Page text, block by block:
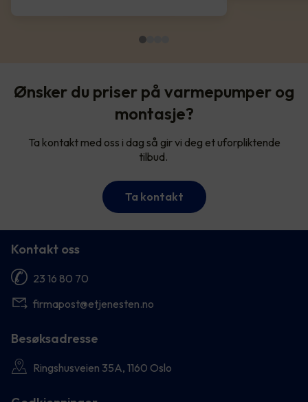
Ønsker du priser på varmepumper og
montasje?
Ta kontakt med oss i dag så gir vi deg et uforpliktende
tilbud.
Ta kontakt
Kontakt oss
23 16 80 70
firmapost@etjenesten.no
Besøksadresse
Ringshusveien 35A, 1160 Oslo